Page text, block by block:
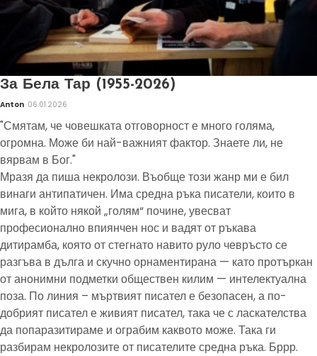
За Бела Тар (1955-2026)
Anton 06.01.2026
"Смятам, че човешката отговорност е много голяма,
огромна. Може би най-важният фактор. Знаете ли, не
вярвам в Бог."
Мразя да пиша некролози. Въобще този жанр ми е бил
винаги антипатичен. Има средна ръка писатели, които в
мига, в който някой „голям“ почине, увесват
професионално впиянчен нос и вадят от ръкава
дитирамба, която от стегнато навито руло чевръсто се
разгъва в дълга и скучно орнаментирана — като протъркан
от анонимни подметки обществен килим — интелектуална
поза. По линия – мъртвият писател е безопасен, а по-
добрият писател е живият писател, така че с ласкателства
да попаразитираме и ограбим каквото може. Така ги
разбирам некролозите от писателите средна ръка. Бррр.